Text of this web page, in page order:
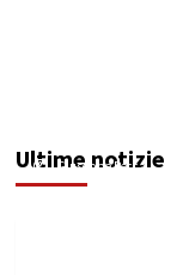
Ultime notizie
Giuseppe Recca